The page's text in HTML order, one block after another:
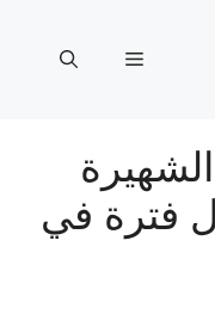
القائمة
فترة في